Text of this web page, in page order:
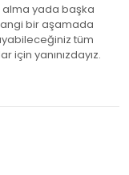
alma yada başka
bir aşamada
tüm
için yanınızdayız.